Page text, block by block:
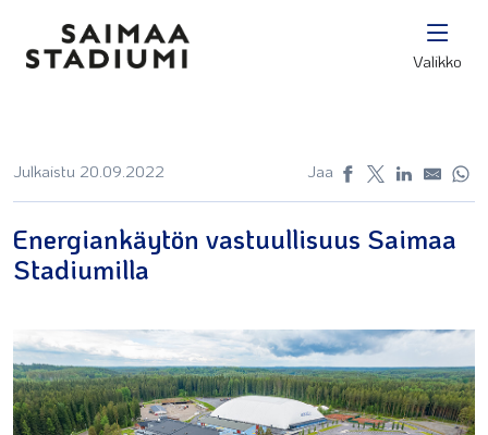
Valikko
Julkaistu 20.09.2022 Jaa
Energiankäytön vastuullisuus Saimaa
Stadiumilla